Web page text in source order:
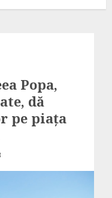
Popa,
dă
pe piața